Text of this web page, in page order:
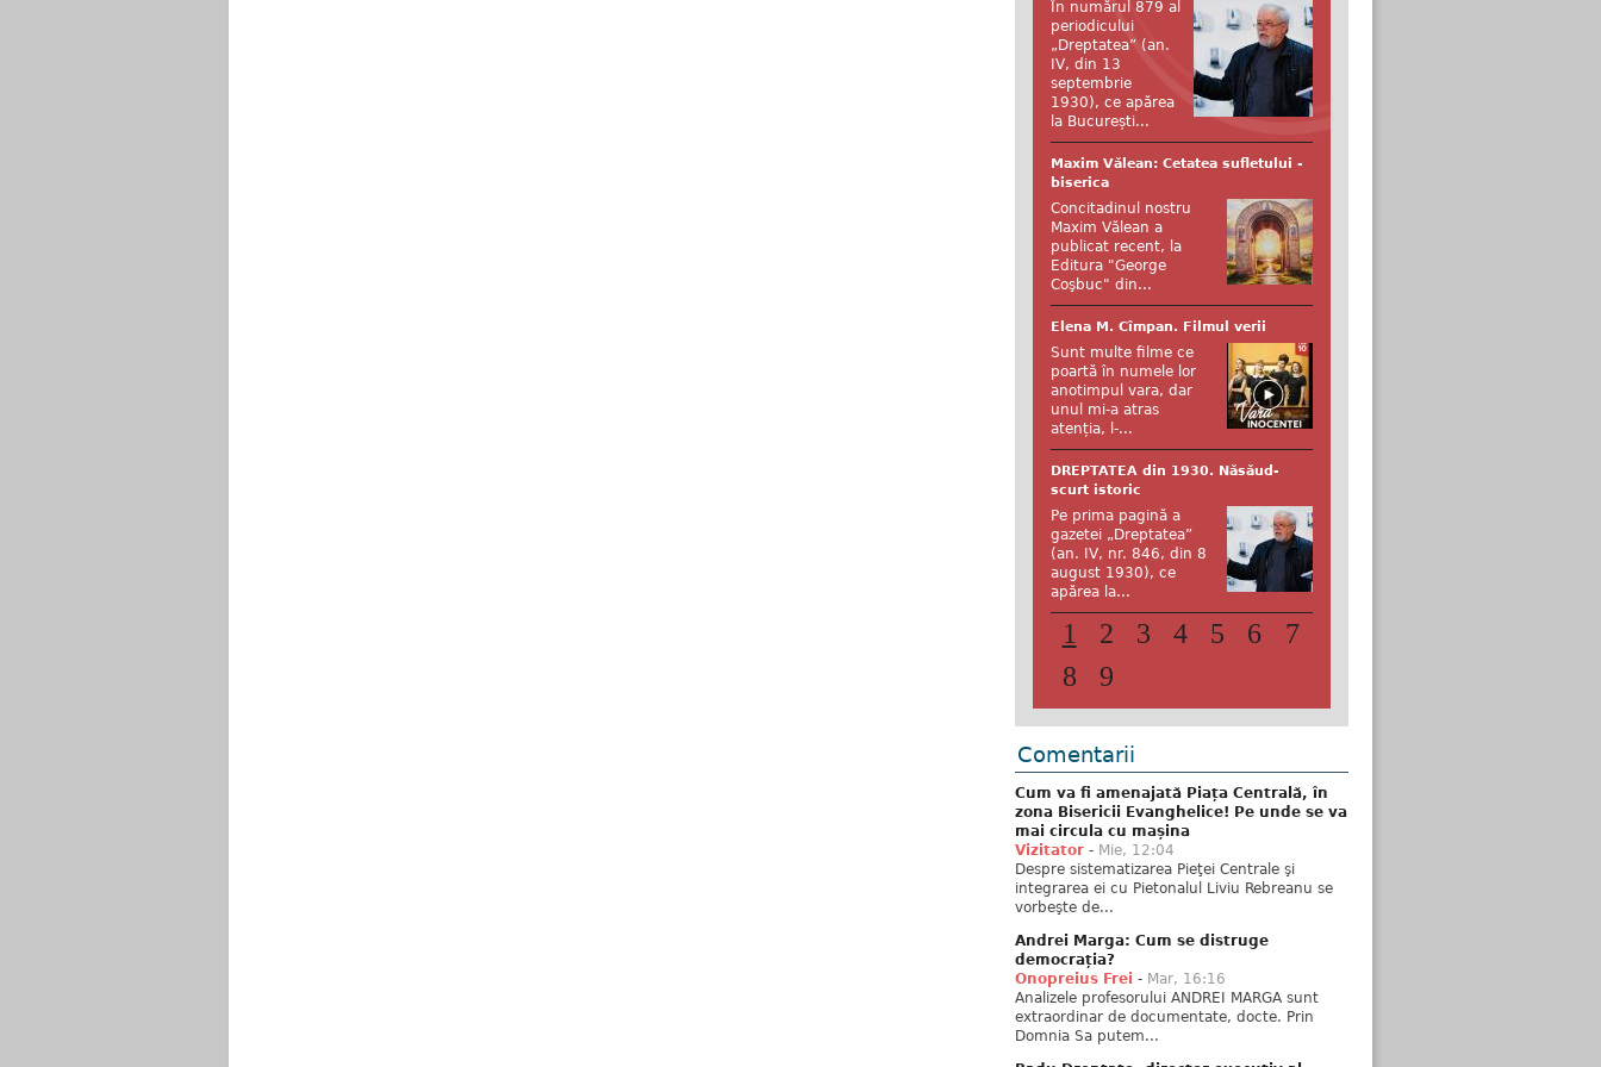
În numărul 879 al
periodicului
„Dreptatea” (an.
IV, din 13
septembrie
1930), ce apărea
la București...
Maxim Vălean: Cetatea sufletului -
biserica
Concitadinul nostru
Maxim Vălean a
publicat recent, la
Editura "George
Coşbuc" din...
Elena M. Cîmpan. Filmul verii
Sunt multe filme ce
poartă în numele lor
anotimpul vara, dar
unul mi-a atras
atenția, l-...
DREPTATEA din 1930. Năsăud-
scurt istoric
Pe prima pagină a
gazetei „Dreptatea”
(an. IV, nr. 846, din 8
august 1930), ce
apărea la...
1 2 3 4 5 6
7
8
9
Comentarii
Cum va fi amenajată Piața Centrală, în
zona Bisericii Evanghelice! Pe unde se va
mai circula cu mașina
Vizitator - Mie, 12:04
Despre sistematizarea Pieţei Centrale şi
integrarea ei cu Pietonalul Liviu Rebreanu se
vorbeşte de...
Andrei Marga: Cum se distruge
democrația?
Onopreius Frei - Mar, 16:16
Analizele profesorului ANDREI MARGA sunt
extraordinar de documentate, docte. Prin
Domnia Sa putem...